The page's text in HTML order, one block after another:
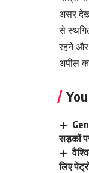
असर
से
रहने और
अपील
सड़कों
लिए